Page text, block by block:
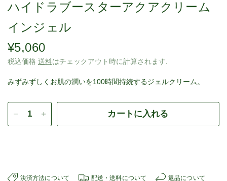
ハイドラブースターアクアクリーム
インジェル
¥5,060
税込価格 送料はチェックアウト時に計算されます.
みずみずしくお肌の潤いを100時間持続するジェルクリーム。
カートに入れる
決済方法について 配送・送料について 返品について